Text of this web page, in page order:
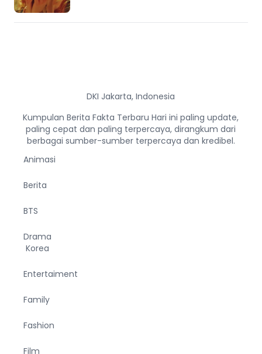
DKI Jakarta, Indonesia
Kumpulan Berita Fakta Terbaru Hari ini paling update,
paling cepat dan paling terpercaya, dirangkum dari
berbagai sumber-sumber terpercaya dan kredibel.
Animasi
Berita
BTS
Drama
Korea
Entertaiment
Family
Fashion
Film